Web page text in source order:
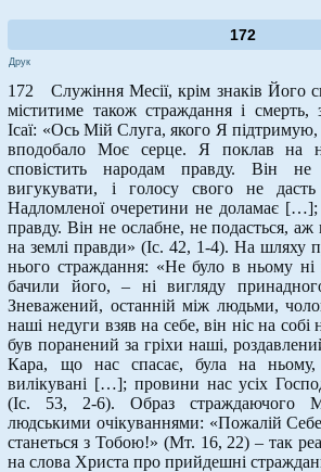
172
Друк
172 Служіння Месії, крім знаків Його
міститиме також страждання і смерть,
Ісаї: «Ось Мій Слуга, якого Я
вподобало Моє серце. Я поклав на
сповістить народам правду. Він
вигукувати, і голосу свого не
Надломленої очеретини не доламає […];
правду. Він не ослабне, не подасться, аж
на землі правди» (Іс. 42, 1-4). На шляху
нього страждання: «Не було в ньому
бачили його, – ні вигляду
Зневажений, останній між людьми,
наші недуги взяв на себе, він ніс на
був поранений за гріхи наші,
Кара, що нас спасає, була на
вилікувані […]; провини нас усіх
(Іс. 53, 2-6). Образ страждаючого
людськими очікуваннями: «Пожалій
станеться з Тобою!» (Мт. 16, 22) – так
на слова Христа про прийдешні